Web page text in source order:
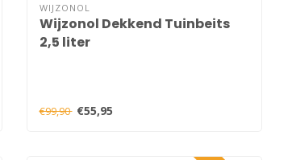
WIJZONOL
Wijzonol Dekkend Tuinbeits
2,5 liter
€99,90 €55,95